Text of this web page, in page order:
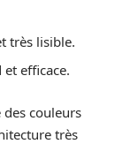
très lisible.
et efficace.
couleurs
très